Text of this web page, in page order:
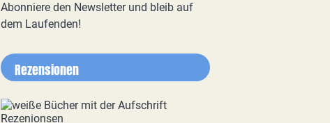
Abonniere den Newsletter und bleib auf
dem Laufenden!
Rezensionen